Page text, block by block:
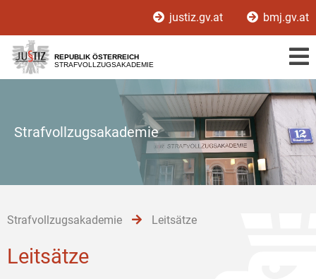
[1]
[2]
[3]
justiz.gv.at bmj.gv.at
REPUBLIK ÖSTERREICH
STRAFVOLLZUGSAKADEMIE
Strafvollzugsakademie
Strafvollzugsakademie Leitsätze
Leitsätze